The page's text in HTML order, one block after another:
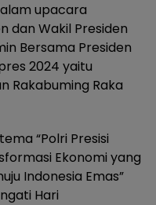
upacara
dan Wakil Presiden
Bersama Presiden
2024 yaitu
Rakabuming Raka
“Polri Presisi
Ekonomi yang
Indonesia Emas”
Hari